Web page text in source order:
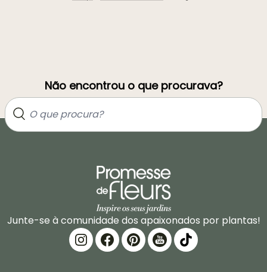
Não encontrou o que procurava?
Junte-se à comunidade dos apaixonados por plantas!